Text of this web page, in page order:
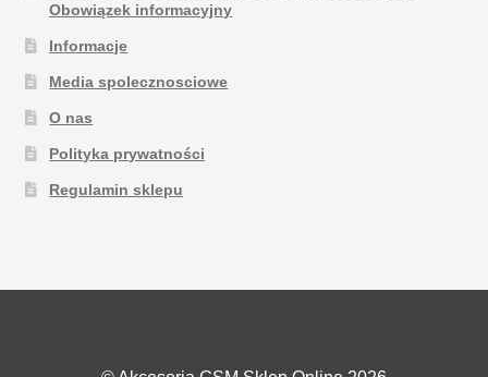
Obowiązek informacyjny
Informacje
Media spolecznosciowe
O nas
Polityka prywatności
Regulamin sklepu